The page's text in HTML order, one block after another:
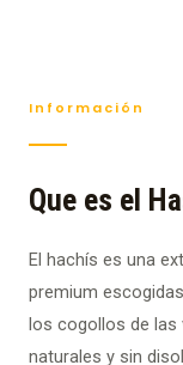
Información
Que es el
El hachís es una
premium
los cogollos de las
naturales y sin